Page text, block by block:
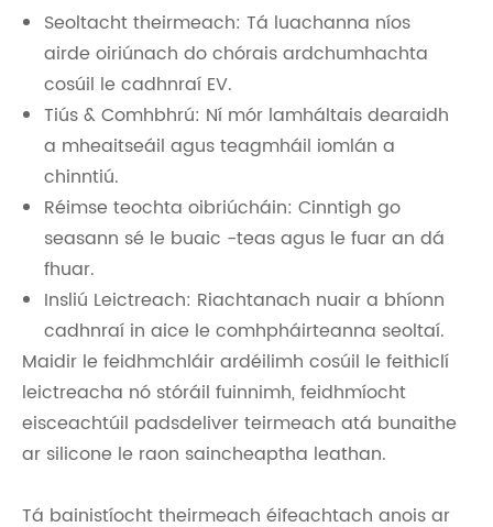
Seoltacht theirmeach: Tá luachanna níos
airde oiriúnach do chórais ardchumhachta
cosúil le cadhnraí EV.
Tiús & Comhbhrú: Ní mór lamháltais dearaidh
a mheaitseáil agus teagmháil iomlán a
chinntiú.
Réimse teochta oibriúcháin: Cinntigh go
seasann sé le buaic -teas agus le fuar an dá
fhuar.
Insliú Leictreach: Riachtanach nuair a bhíonn
cadhnraí in aice le comhpháirteanna seoltaí.
Maidir le feidhmchláir ardéilimh cosúil le feithiclí
leictreacha nó stóráil fuinnimh, feidhmíocht
eisceachtúil padsdeliver teirmeach atá bunaithe
ar silicone le raon saincheaptha leathan.
Tá bainistíocht theirmeach éifeachtach anois ar